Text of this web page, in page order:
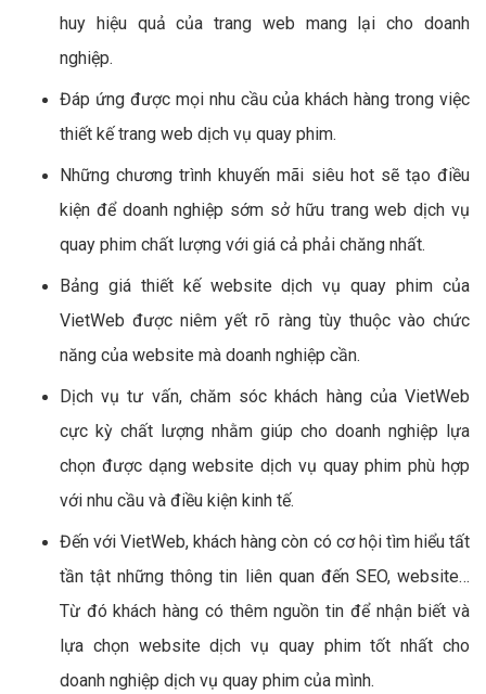
huy hiệu quả của trang web mang lại cho doanh
nghiệp.
Đáp ứng được mọi nhu cầu của khách hàng trong việc
thiết kế trang web dịch vụ quay phim.
Những chương trình khuyến mãi siêu hot sẽ tạo điều
kiện để doanh nghiệp sớm sở hữu trang web dịch vụ
quay phim chất lượng với giá cả phải chăng nhất.
Bảng giá thiết kế website dịch vụ quay phim của
VietWeb được niêm yết rõ ràng tùy thuộc vào chức
năng của website mà doanh nghiệp cần.
Dịch vụ tư vấn, chăm sóc khách hàng của VietWeb
cực kỳ chất lượng nhằm giúp cho doanh nghiệp lựa
chọn được dạng website dịch vụ quay phim phù hợp
với nhu cầu và điều kiện kinh tế.
Đến với VietWeb, khách hàng còn có cơ hội tìm hiểu tất
tần tật những thông tin liên quan đến SEO, website…
Từ đó khách hàng có thêm nguồn tin để nhận biết và
lựa chọn website dịch vụ quay phim tốt nhất cho
doanh nghiệp dịch vụ quay phim của mình.